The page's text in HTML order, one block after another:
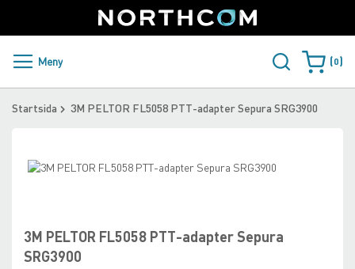
to
Content
Sweden
PRODUKTER OCH LÖSNINGAR
ÅTERFÖRSÄLJARE
LADDA NER
Meny Varukorgen
0
Startsida 3M PELTOR FL5058 PTT-adapter Sepura SRG3900
3M PELTOR FL5058 PTT-adapter Sepura
SRG3900
Skip
of
the
images
beginning
of
the